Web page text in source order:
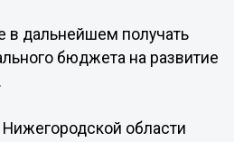
в дальнейшем получать
бюджета на развитие
области